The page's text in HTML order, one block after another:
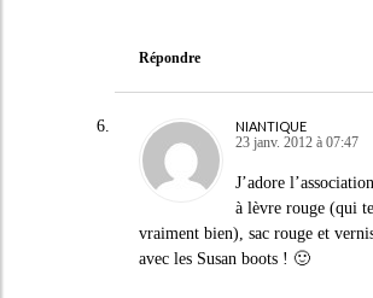
Répondre
NIANTIQUE
23 janv. 2012 à 07:47
J’adore
à lèvre rouge (qui
vraiment bien), sac rouge et
avec les Susan boots ! 🙂